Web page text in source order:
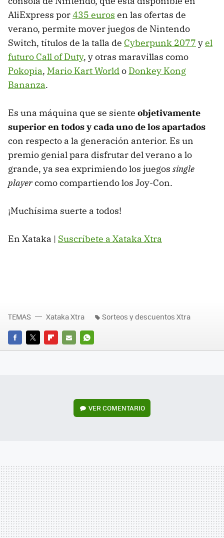
AliExpress por435 euros en las ofertas de
verano, permite mover juegos de Nintendo
Switch, títulos de la talla de Cyberpunk 2077 yel
futuro Call of Duty, y otras maravillas como
Pokopia, Mario Kart Worldo Donkey Kong
Bananza.
Es una máquina que se siente objetivamente
superior en todos y cada uno de los apartados
con respecto a la generación anterior. Es un
premio genial para disfrutar del verano a lo
grande, ya sea exprimiendo los juegos single
playercomo compartiendo los Joy-Con.
¡Muchísima suerte a todos!
En Xataka | Suscríbete a Xataka Xtra
FACEBOOK
TWITTERFLIPBOARD
E-
WHATSAPP
TEMAS Xataka Xtra Sorteos y descuentos Xtra
VERCOMENTARIO